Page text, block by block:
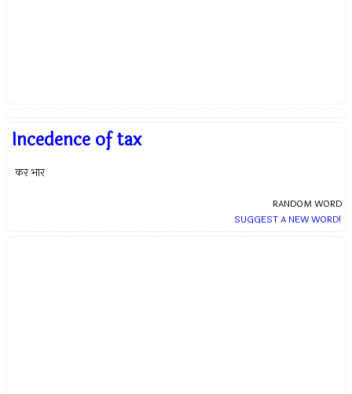
Incedence of tax
कर भार
RANDOM WORD
SUGGEST A NEW WORD!